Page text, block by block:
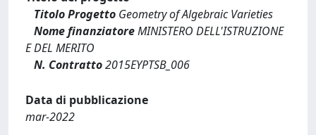
Titolo Progetto Geometry of Algebraic Varieties
Nome finanziatoreMINISTERO DELL'ISTRUZIONE
E DEL MERITO
N. Contratto2015EYPTSB_006
Data di pubblicazione
mar-2022